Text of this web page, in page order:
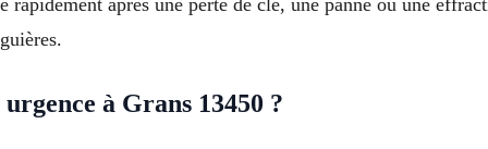
après une perte de clé, une panne ou une
à Grans 13450 ?